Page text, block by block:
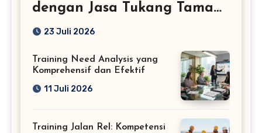
dengan Jasa Tukang Taman
Profesional
23 Juli 2026
Training Need Analysis yang
Komprehensif dan Efektif
11 Juli 2026
Training Jalan Rel: Kompetensi